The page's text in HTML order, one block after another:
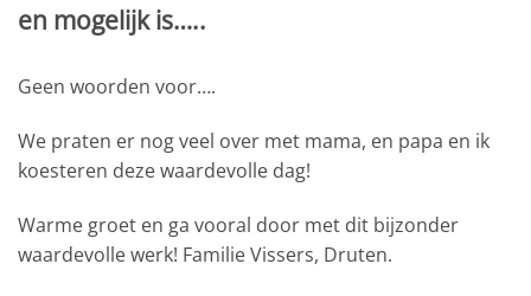
en mogelijk is…..
Geen woorden voor….
We praten er nog veel over met mama, en papa en ik
koesteren deze waardevolle dag!
Warme groet en ga vooral door met dit bijzonder
waardevolle werk! Familie Vissers, Druten.